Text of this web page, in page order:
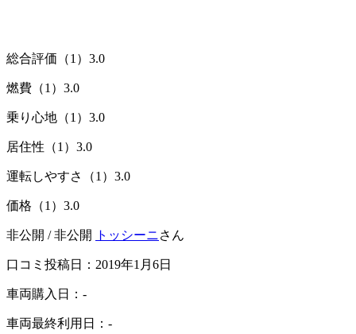
総合評価（1） 3.0
燃費（1） 3.0
乗り心地（1） 3.0
居住性（1） 3.0
運転しやすさ（1） 3.0
価格（1） 3.0
非公開 / 非公開 トッシーニさん
口コミ投稿日：2019年1月6日
車両購入日：-
車両最終利用日：-